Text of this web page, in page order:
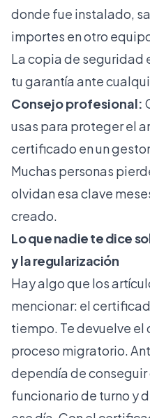
donde fue instalado,
importes en otro
La copia de seguridad
tu garantía ante
Consejo profesional:
usas para proteger el
certificado en un
Muchas personas
olvidan esa clave
creado.
Lo que nadie te dice
y la regularización
Hay algo que los
mencionar: el
tiempo. Te devuelve
proceso migratorio.
dependía de
funcionario de turno y